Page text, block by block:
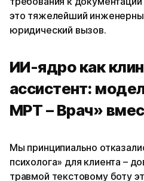
это тяжелейший
юридический вызов.
ИИ-ядро как
ассистент:
МРТ – Врач»
Мы принципиально
психолога» для клиента –
травмой текстовому боту